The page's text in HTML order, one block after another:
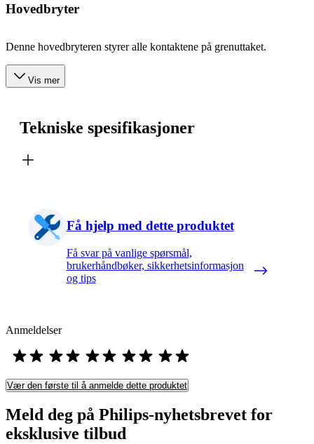
Hovedbryter
Denne hovedbryteren styrer alle kontaktene på grenuttaket.
Vis mer
Tekniske spesifikasjoner
Få hjelp med dette produktet
Få svar på vanlige spørsmål,
brukerhåndbøker, sikkerhetsinformasjon
og tips
Anmeldelser
Vær den første til å anmelde dette produktet
Meld deg på Philips-nyhetsbrevet for
eksklusive tilbud